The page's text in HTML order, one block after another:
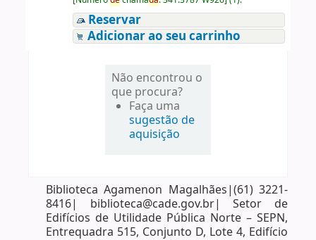
Reservar
Adicionar ao seu carrinho
Não encontrou o
que procura?
Faça uma
sugestão de
aquisição
Biblioteca Agamenon Magalhães|(61) 3221-
8416| biblioteca@cade.gov.br| Setor de
Edifícios de Utilidade Pública Norte – SEPN,
Entrequadra 515, Conjunto D, Lote 4, Edifício